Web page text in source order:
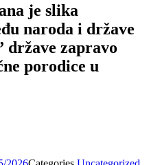
je slika
naroda i države
države zapravo
porodice u